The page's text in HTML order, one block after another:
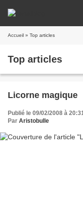
Accueil » Top articles
Top articles
Licorne magique
Publié le 09/02/2008 à
Par Aristobulle